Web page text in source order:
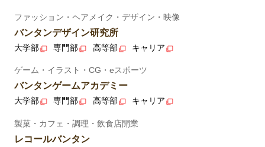
ファッション・ヘアメイク・デザイン・映像
バンタンデザイン研究所
大学部 専門部 高等部 キャリア
ゲーム・イラスト・CG・eスポーツ
バンタンゲームアカデミー
大学部 専門部 高等部 キャリア
製菓・カフェ・調理・飲食店開業
レコールバンタン